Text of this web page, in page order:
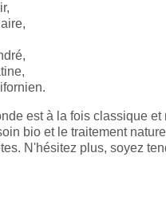
est à la fois classique
bio et le traitement
N'hésitez plus, soyez